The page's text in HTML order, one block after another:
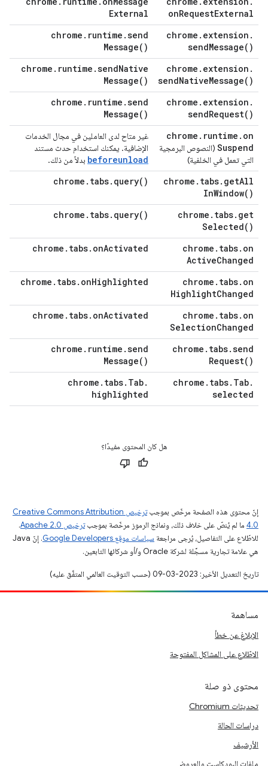
onRequestExternal
External
chrome . extension .
sendMessage( )
chrome . runtime .send
Message( )
chrome . extension .
sendNativeMessage( )
chrome . runtime .sendNative
Message( )
chrome . extension .
sendRequest( )
chrome . runtime .send
Message( )
chrome . runtime . on
Suspend (النصوص البرمجية
التي تعمل في الخلفية)
غير متاح لدى العاملين في مجال الخدمات
الإضافية. يمكنك استخدام حدث مستند
beforeunload بدلاً من ذلك.
chrome . tabs. getAll
InWindow( )
chrome . tabs. query( )
chrome . tabs. get
Selected( )
chrome . tabs. query( )
chrome . tabs. on
ActiveChanged
chrome . tabs. onActivated
chrome . tabs. on
HighlightChanged
chrome . tabs. onHighlighted
chrome . tabs. on
SelectionChanged
chrome . tabs. onActivated
chrome . tabs.send
Request( )
chrome . runtime .send
Message( )
chrome . tabs. Tab.
selected
chrome . tabs. Tab.
highlighted
هل كان المحتوى مفيدًا؟
إنّ محتوى هذه الصفحة مرخّص بموجب
ترخيص Creative Commons Attribution
4.0‏ ما لم يُنصّ على خلاف ذلك، ونماذج الرموز مرخّصة بموجبترخيص Apache 2.0‏
.
للاطّلاع على التفاصيل، يُرجى مراجعة سياسات موقع Google Developers‏
. إنّ Java
هي علامة تجارية مسجَّلة لشركة Oracle و/أو شركائها التابعين.
تاريخ التعديل الأخير: 2023-03-09 (حسب التوقيت العالمي المتفَّق عليه)
مساهمة
الإبلاغ عن خطأ
الاطّلاع على المشاكل المفتوحة
محتوى ذو صلة
تحديثات Chromium
دراسات الحالة
الأرشيف
ملفات البودكاست والعروض